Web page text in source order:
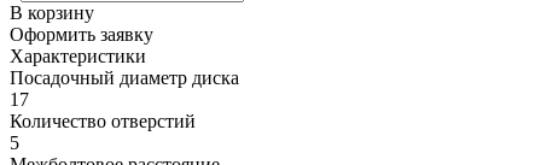
В корзину
Оформить заявку
Характеристики
Посадочный диаметр диска
17
Количество отверстий
5